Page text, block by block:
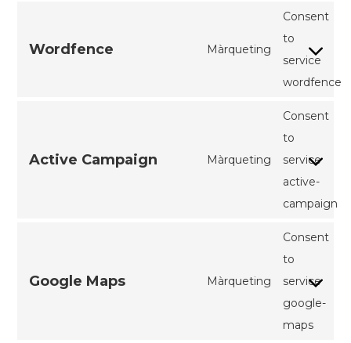
Wordfence Màrqueting
Consent
to
service
wordfence
Active Campaign Màrqueting
Consent
to
service
active-
campaign
Google Maps Màrqueting
Consent
to
service
google-
maps